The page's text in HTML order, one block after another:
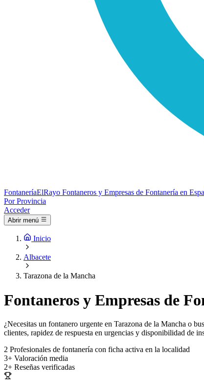
FontaneríaElRayo Fontaneros y Empresas de Fontanería en
Por Provincia
Acceder
Abrir menú
Inicio
Albacete
Tarazona de la Mancha
Fontaneros y Empresas de
¿Necesitas un fontanero urgente en Tarazona de la Mancha o
clientes, rapidez de respuesta en urgencias y disponibilidad de
2 Profesionales de fontanería con ficha activa en la localidad
3+ Valoración media
2+ Reseñas verificadas